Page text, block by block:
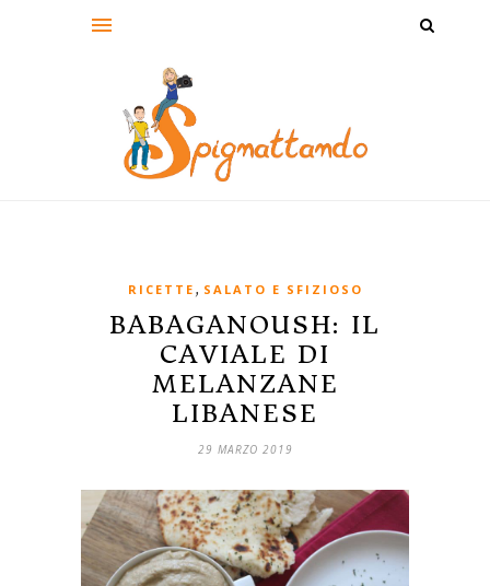
RICETTE , SALATO E SFIZIOSO
BABAGANOUSH: IL
CAVIALE DI
MELANZANE
LIBANESE
29 MARZO 2019